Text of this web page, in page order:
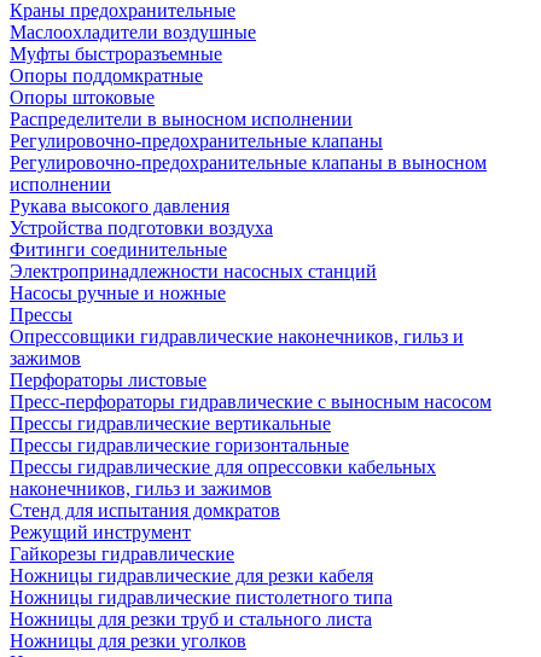
Краны предохранительные
Маслоохладители воздушные
Муфты быстроразъемные
Опоры поддомкратные
Опоры штоковые
Распределители в выносном исполнении
Регулировочно-предохранительные клапаны
Регулировочно-предохранительные клапаны в выносном
исполнении
Рукава высокого давления
Устройства подготовки воздуха
Фитинги соединительные
Электропринадлежности насосных станций
Насосы ручные и ножные
Прессы
Опрессовщики гидравлические наконечников, гильз и
зажимов
Перфораторы листовые
Пресс-перфораторы гидравлические с выносным насосом
Прессы гидравлические вертикальные
Прессы гидравлические горизонтальные
Прессы гидравлические для опрессовки кабельных
наконечников, гильз и зажимов
Стенд для испытания домкратов
Режущий инструмент
Гайкорезы гидравлические
Ножницы гидравлические для резки кабеля
Ножницы гидравлические пистолетного типа
Ножницы для резки труб и стального листа
Ножницы для резки уголков